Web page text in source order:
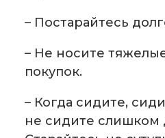
– Постарайтесь
– Не носите
покупок.
– Когда сидите,
не сидите слишком